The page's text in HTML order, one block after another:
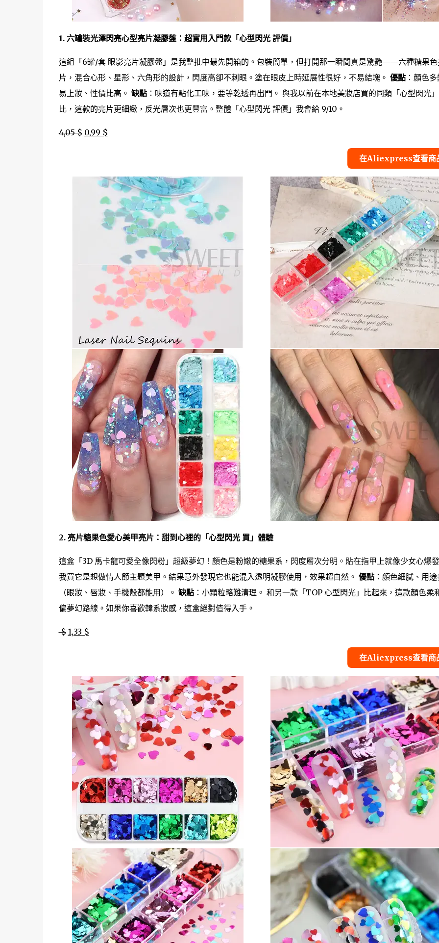
1. 六罐裝光澤閃亮心型亮片凝膠盤：超實用入門款「心型閃光 評價」
這組「6罐/套 眼影亮片凝膠盤」是我整批中最先開箱的。包裝簡單，但打開那一瞬間真是驚艷——六種糖果色
片，混合心形、星形、六角形的設計，閃度高卻不刺眼。塗在眼皮上時延展性很好，不易結塊。 優點：顏色多
易上妝、性價比高。 缺點：味道有點化工味，要等乾透再出門。 與我以前在本地美妝店買的同類「心型閃光
比，這款的亮片更細緻，反光層次也更豐富。整體「心型閃光 評價」我會給 9/10。
4,05 $ 0,99 $
在Aliexpress查看商
2. 亮片糖果色愛心美甲亮片：甜到心裡的「心型閃光 買」體驗
這盒「3D 馬卡龍可愛全像閃粉」超級夢幻！顏色是粉嫩的糖果系，閃度層次分明。貼在指甲上就像少女心爆
我買它是想做情人節主題美甲。結果意外發現它也能混入透明凝膠使用，效果超自然。 優點：顏色細膩、用途
（眼妝、唇妝、手機殼都能用）。 缺點：小顆粒略難清理。 和另一款「TOP 心型閃光」比起來，這款顏色柔
偏夢幻路線。如果你喜歡韓系妝感，這盒絕對值得入手。
$ 1,33 $
在Aliexpress查看商